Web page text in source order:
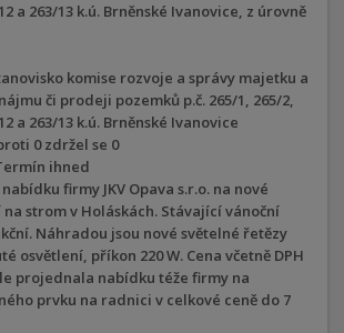
a 263/13 k.ú. Brněnské Ivanovice, z úrovně
komise rozvoje a správy majetku a
či prodeji pozemků p.č. 265/1, 265/2,
a 263/13 k.ú. Brněnské Ivanovice
0 zdržel se 0
ihned
firmy JKV Opava s.r.o. na nové
strom v Holáskách. Stávající vánoční
Náhradou jsou nové světelné řetězy
osvětlení, příkon 220 W. Cena včetně DPH
projednala nabídku téže firmy na
prvku na radnici v celkové ceně do 7